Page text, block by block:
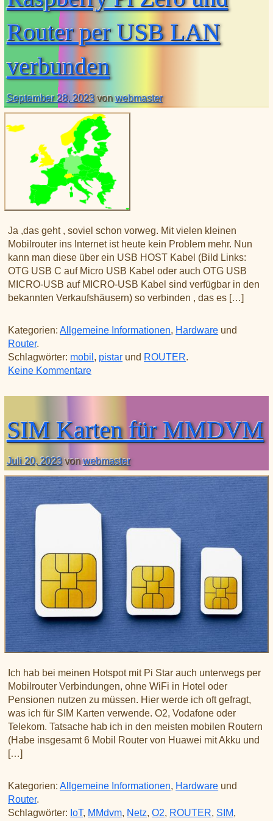
Liste aller Rubiken im DAPNET
BrandMeister Hose Line
CSS Tool (color party!)
DMR ID
YSFReflectors
Xreflector
IPSC2 Hotspot
deutsche Räume im Wires-X
XLX031
Download
Router per USB LAN
verbunden
September 28, 2023 vonwebmaster
Ja ,das geht , soviel schon vorweg. Mit vielen kleinen
Mobilrouter ins Internet ist heute kein Problem mehr. Nun
kann man diese über ein USB HOST Kabel (Bild Links:
OTG USB C auf Micro USB Kabel oder auch OTG USB
MICRO-USB auf MICRO-USB Kabel sind verfügbar in den
bekannten Verkaufshäusern) so verbinden , das es […]
Kategorien: Allgemeine Informationen, Hardware und
Router.
Schlagwörter: mobil , pistar und ROUTER.
Keine Kommentarezu Raspberry Pi Zero und Router per
SIM Karten für MMDVM
Juli 20, 2023 vonwebmaster
Ich hab bei meinen Hotspot mit Pi Star auch unterwegs per
Mobilrouter Verbindungen, ohne WiFi in Hotel oder
Pensionen nutzen zu müssen. Hier werde ich oft gefragt,
was ich für SIM Karten verwende. O2, Vodafone oder
Telekom. Tatsache hab ich in den meisten mobilen Routern
(Habe insgesamt 6 Mobil Router von Huawei mit Akku und
[…]
Kategorien: Allgemeine Informationen, Hardware und
Router.
Schlagwörter: IoT, MMdvm, Netz,O2, ROUTER, SIM,